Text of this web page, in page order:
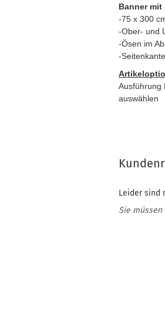
Banner mit
-75 x 300
-Ober- und
-Ösen im
-
Ausführung
auswählen
Leider sind
Sie